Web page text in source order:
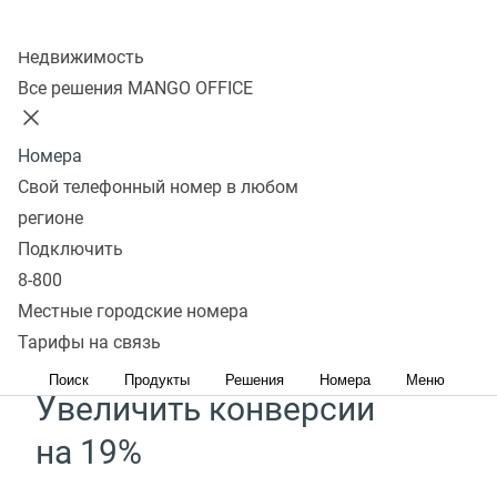
Недвижимость
Все решения MANGO OFFICE
Номера
Свой телефонный номер в любом
регионе
Подключить
8-800
Местные городские номера
Тарифы на связь
Поиск Продукты Решения Номера Меню
Сервис Речевой аналитики
поможет
Увеличить средний чек
на 30%*
Определяйте потребности клиентов с помощью
готовых отчетов и выявляйте точки роста
Увеличить конверсии
на 19%